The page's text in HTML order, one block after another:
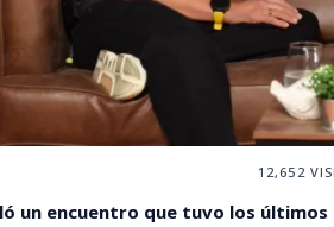
12,652
un encuentro que tuvo los últimos